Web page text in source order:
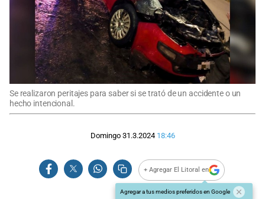
Se realizaron peritajes para saber si se trató de un accidente o un
hecho intencional.
Domingo 31.3.2024 18:46
+ Agregar El Litoral en
Agregar a tus medios preferidos en Google